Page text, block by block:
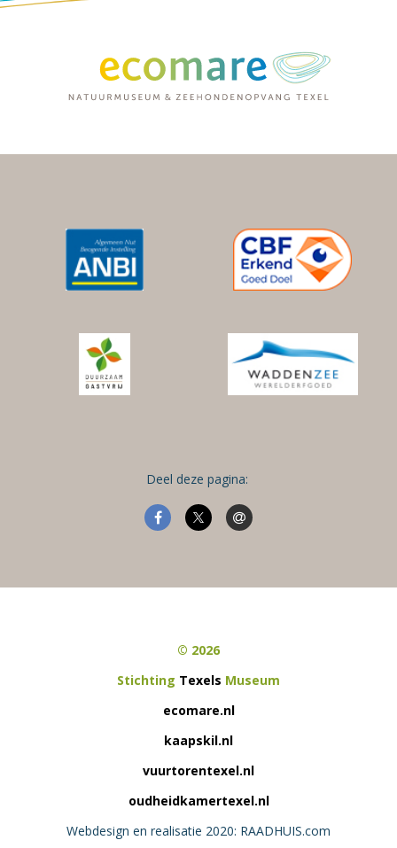
Deel deze pagina:
© 2026
Stichting Texels Museum
ecomare.nl
kaapskil.nl
vuurtorentexel.nl
oudheidkamertexel.nl
Webdesign en realisatie 2020: RAADHUIS.com